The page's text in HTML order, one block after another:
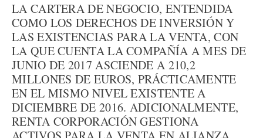
LA CARTERA DE NEGOCIO, ENTENDIDA
COMO LOS DERECHOS DE INVERSIÓN Y
LAS EXISTENCIAS PARA LA VENTA, CON
LA QUE CUENTA LA COMPAÑÍA A MES DE
JUNIO DE 2017 ASCIENDE A 210,2
MILLONES DE EUROS, PRÁCTICAMENTE
EN EL MISMO NIVEL EXISTENTE A
DICIEMBRE DE 2016. ADICIONALMENTE,
RENTA CORPORACIÓN GESTIONA